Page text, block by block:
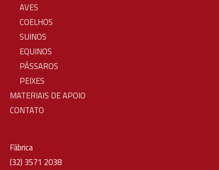
AVES
COELHOS
SUINOS
EQUINOS
PÁSSAROS
PEIXES
MATERIAIS DE APOIO
CONTATO
Fábrica
(32) 3571 2038